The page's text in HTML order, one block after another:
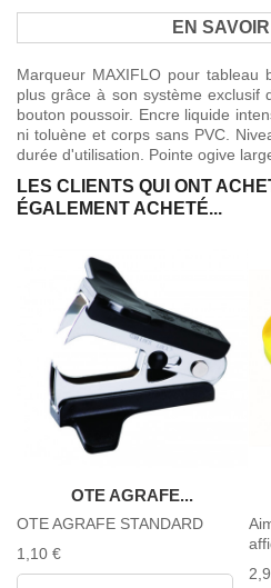
EN
Marqueur MAXIFLO pour tableau
plus grâce à son système exclusif
bouton poussoir. Encre liquide
ni toluène et corps sans PVC.
durée d'utilisation. Pointe ogive
LES CLIENTS QUI ONT
ÉGALEMENT ACHETÉ...
OTE AGRAFE...
OTE AGRAFE STANDARD
1,10 €